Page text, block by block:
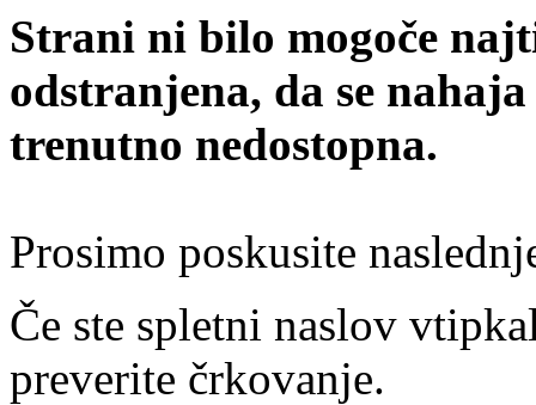
Strani ni bilo mogoče
odstranjena, da se
trenutno nedostopna.
Prosimo poskusite
Če ste spletni naslov
preverite črkovanje.